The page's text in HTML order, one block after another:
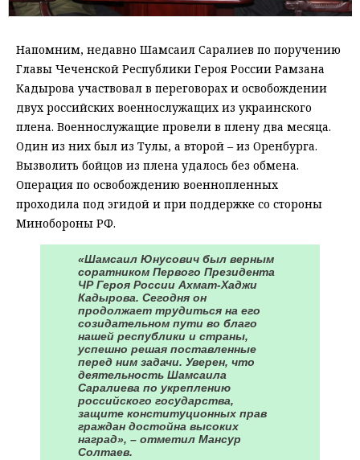
Напомним, недавно Шамсаил Саралиев по поручению
Главы Чеченской Республики Героя России Рамзана
Кадырова участвовал в переговорах и освобождении
двух российских военнослужащих из украинского
плена. Военнослужащие провели в плену два месяца.
Один из них был из Тулы, а второй – из Оренбурга.
Вызволить бойцов из плена удалось без обмена.
Операция по освобождению военнопленных
проходила под эгидой и при поддержке со стороны
Минобороны РФ.
«Шамсаил Юнусович был верным
соратником Первого Президента
ЧР Героя России Ахмат-Хаджи
Кадырова. Сегодня он
продолжает трудиться на его
созидательном пути во благо
нашей республики и страны,
успешно решая поставленные
перед ним задачи. Уверен, что
деятельность Шамсаила
Саралиева по укреплению
российского государства,
защите конституционных прав
граждан достойна высоких
наград», – отметил Мансур
Солтаев.